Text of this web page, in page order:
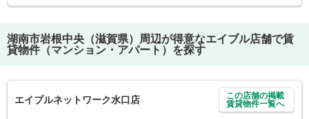
湖南市岩根中央（滋賀県）
周辺が得意なエイブル店舗で賃
貸物件（マンション・アパート）を探す
エイブルネットワーク水口店
この店舗の掲載
賃貸物件一覧へ